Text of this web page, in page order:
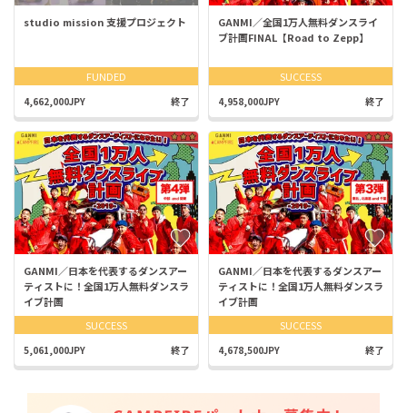
studio mission 支援プロジェクト
FUNDED
4,662,000JPY 終了
GANMI／全国1万人無料ダンスライ
ブ計画FINAL【Road to Zepp】
SUCCESS
4,958,000JPY 終了
GANMI／日本を代表するダンスアー
ティストに！全国1万人無料ダンスラ
イブ計画
SUCCESS
5,061,000JPY 終了
GANMI／日本を代表するダンスアー
ティストに！全国1万人無料ダンスラ
イブ計画
SUCCESS
4,678,500JPY 終了